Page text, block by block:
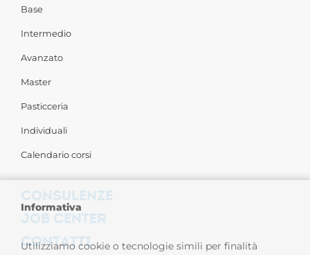
Base
Intermedio
Avanzato
Master
Pasticceria
Individuali
Calendario corsi
CONSULENZE
JOB CENTER
CONTATTI
Informativa
Utilizziamo cookie o tecnologie simili per finalità